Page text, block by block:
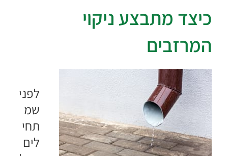
כיצד מתבצע ניקוי
המרזבים
לפני
שמ
תחי
לים